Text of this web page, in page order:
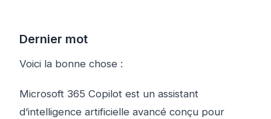
Dernier mot
Voici la bonne chose :
Microsoft 365 Copilot est un assistant
d’intelligence artificielle avancé conçu pour